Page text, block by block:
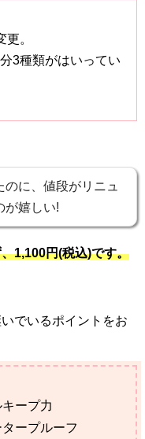
。
3種類がはいってい
に、値段がリニュ
が嬉しい!
1,100円(税込)です。
でいるポイントをお
ープ力
ープルーフ